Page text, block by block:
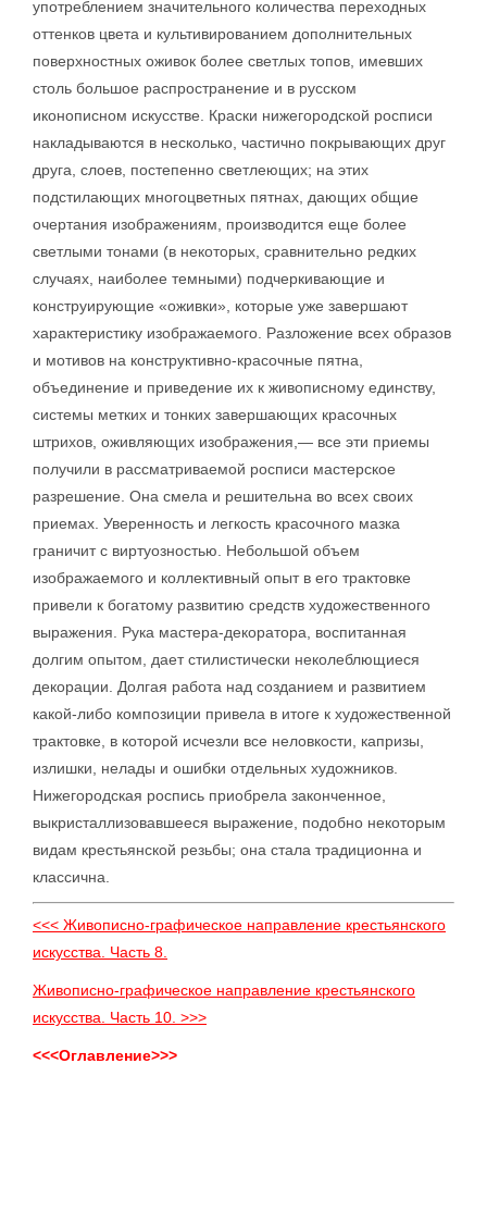
употреблением значительного количества переходных
оттенков цвета и культивированием дополнительных
поверхностных оживок более светлых топов, имевших
столь большое распространение и в русском
иконописном искусстве. Краски нижегородской росписи
накладываются в несколько, частично покрывающих друг
друга, слоев, постепенно светлеющих; на этих
подстилающих многоцветных пятнах, дающих общие
очертания изображениям, производится еще более
светлыми тонами (в некоторых, сравнительно редких
случаях, наиболее темными) подчеркивающие и
конструирующие «оживки», которые уже завершают
характеристику изображаемого. Разложение всех образов
и мотивов на конструктивно-красочные пятна,
объединение и приведение их к живописному единству,
системы метких и тонких завершающих красочных
штрихов, оживляющих изображения,— все эти приемы
получили в рассматриваемой росписи мастерское
разрешение. Она смела и решительна во всех своих
приемах. Уверенность и легкость красочного мазка
граничит с виртуозностью. Небольшой объем
изображаемого и коллективный опыт в его трактовке
привели к богатому развитию средств художественного
выражения. Рука мастера-декоратора, воспитанная
долгим опытом, дает стилистически неколеблющиеся
декорации. Долгая работа над созданием и развитием
какой-либо композиции привела в итоге к художественной
трактовке, в которой исчезли все неловкости, капризы,
излишки, нелады и ошибки отдельных художников.
Нижегородская роспись приобрела законченное,
выкристаллизовавшееся выражение, подобно некоторым
видам крестьянской резьбы; она стала традиционна и
классична.
<<< Живописно-графическое направление крестьянского
искусства. Часть 8.
Живописно-графическое направление крестьянского
искусства. Часть 10. >>>
<<<Оглавление>>>